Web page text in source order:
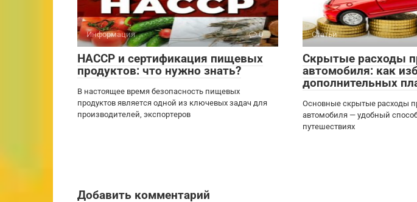
Информация 0
HACCP и сертификация пищевых
продуктов: что нужно знать?
В настоящее время безопасность пищевых
продуктов является одной из ключевых задач для
производителей, экспортеров
Статьи
Скрытые расходы
автомобиля: как
дополнительных
Основные скрытые расходы
автомобиля — удобный
путешествиях
Добавить комментарий